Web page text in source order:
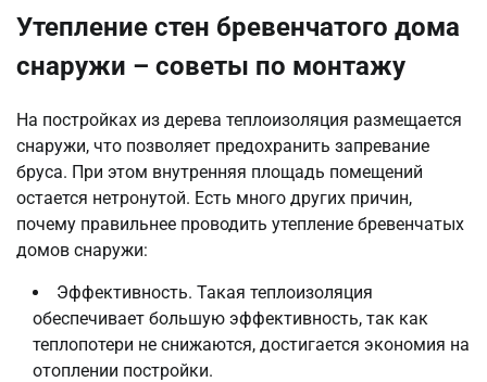
Утепление стен бревенчатого дома
снаружи – советы по монтажу
На постройках из дерева теплоизоляция размещается
снаружи, что позволяет предохранить запревание
бруса. При этом внутренняя площадь помещений
остается нетронутой. Есть много других причин,
почему правильнее проводить утепление бревенчатых
домов снаружи:
Эффективность. Такая теплоизоляция
обеспечивает большую эффективность, так как
теплопотери не снижаются, достигается экономия на
отоплении постройки.